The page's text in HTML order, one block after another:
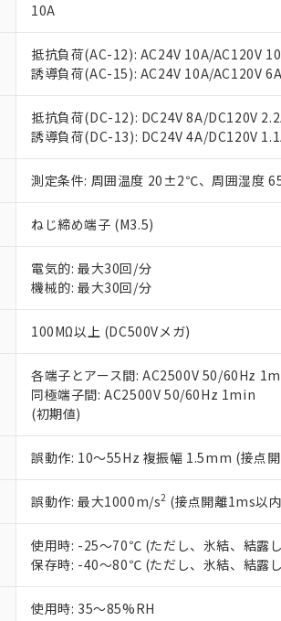
10A
抵抗負荷(AC-12): AC24V 10A/AC120V
誘導負荷(AC-15): AC24V 10A/AC120V
抵抗負荷(DC-12): DC24V 8A/DC120V
誘導負荷(DC-13): DC24V 4A/DC120V
測定条件: 周囲温度 20±2℃、周囲湿度
ねじ締め端子 (M3.5)
電気的: 最大30回/分
機械的: 最大30回/分
100MΩ以上 (DC500Vメガ)
各端子とアース間: AC2500V 50/60Hz
同極端子間: AC2500V 50/60Hz 1min
(初期値)
誤動作: 10～55Hz 複振幅 1.5mm (接点
誤動作: 最大1000m/s2 (接点開離1ms以
使用時: -25～70℃ (ただし、氷結、結露
保存時: -40～80℃ (ただし、氷結、結露
使用時: 35～85%RH
ご利用条件
以下の条件をお読みいただき、同意の
本サービスは、当社制御機器事
くものです。
当社制御機器事業取扱商品の中
在庫状況および標準価格照会結
い。
正式な納期状況および標準価格
当社販売員にご相談ください。
在庫状況および標準価格結果を
す。
マイパーツ機能（部品リスト作
ている必要があります。
が、当社の製品・サービスに関
さい。
※当社の共同利用者とは、
"個
いる法人を指します。
対応予定：EU RoHS指令（10物質）
対応予定なし：EU RoHS指令（10物
調査・確認中：EU RoHS指令（10物
非該当品：ライセンス料など無形物
があります。
*EU RoHS指令（10物質）：
鉛(Pb) 1000ppm以下、 水銀(Hg) 1000ppm以下
六価クロム(Cr(Ⅵ)) 1000ppm以下、ポリ臭化ビ
フタル酸ビス(2-エチルヘキシル) (DEHP)(別名
ル（DBP） 1000ppm以下、フタル酸ジイソブチ
但し、RoHS指令で産業用監視および制御機器に
フタル酸エステル類の４物質については閾値を
※2 対応予定月
部品在庫の切り替え状況などにより、
※3 非含有証明書ダウンロード
下記の非含有証明書をダウンロードす
EU RoHS指令（10物質）の非含有証明
51物質の非含有証明書（当社基準）
また、RoHS指令のフタル酸エステ
混在することから備考欄に対応日を記
既に当社にて対応品への在庫切替を
り割愛しております。
※1 中国RoHS○×表
「○」：最大均質材料含有率が中国
「×」：最大均質材料含有率が中国
「－」：未確認です。当社販売部門へ
Pb(鉛) :1000ppm、 Hg(水銀) : 1000ppm、 Cd(カ
DEHP(フタル酸ビス(2-エチルヘキシル)) :
※2 環境保護使用期限
「10」：通常の使用状況下において
味します。
「－」：未確認です。当社販売部門へ
う）を輸出または国外への提供
などの必要な手続きをとります
当社は規制貨物を破棄する場合
ます。
当社は貴社製品を、核兵器、ミ
置等に一切使用いたしません。
当社は、貴社製品を第三者に
たしません。
合
記
説明
△ 一定数には満たないが在庫あ
－
在庫なし(最新の在庫状況
空
白
受注生産機種、また在庫状